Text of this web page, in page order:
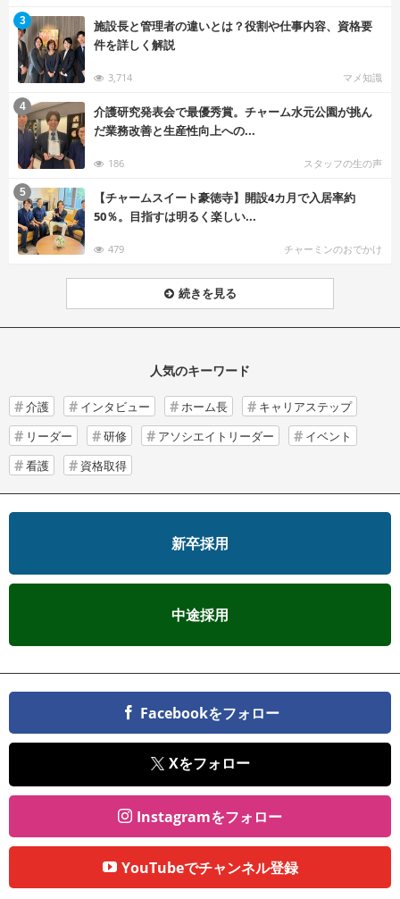
施設長と管理者の違いとは？役割や仕事内容、資格要
件を詳しく解説
3,714 マメ知識
3
介護研究発表会で最優秀賞。チャーム水元公園が挑ん
だ業務改善と生産性向上への...
186 スタッフの生の声
4
【チャームスイート豪徳寺】開設4カ月で入居率約
50％。目指すは明るく楽しい...
479 チャーミンのおでかけ
5
続きを見る
人気のキーワード
介護 インタビュー ホーム長
キャリアステップ
リーダー
研修 アソシエイトリーダー
イベント
看護
資格取得
新卒採用
中途採用
Facebookをフォロー
Xをフォロー
Instagramをフォロー
YouTubeでチャンネル登録